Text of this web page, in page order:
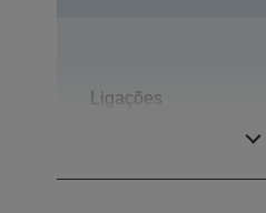
Ligações